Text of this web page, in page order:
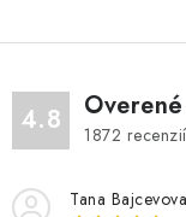
4.8 1872
Tana Bajcevova